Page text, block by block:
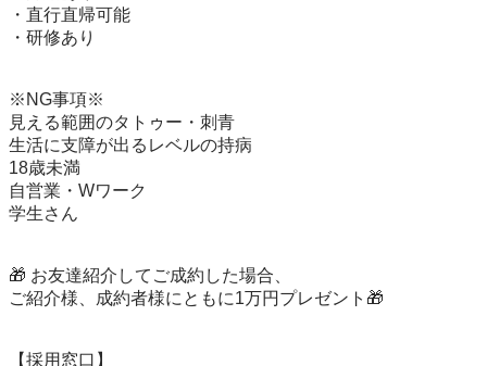
・直行直帰可能
・研修あり
※NG事項※
見える範囲のタトゥー・刺青
生活に支障が出るレベルの持病
18歳未満
自営業・Wワーク
学生さん
🎁 お友達紹介してご成約した場合、
ご紹介様、成約者様にともに1万円プレゼント🎁
【採用窓口】